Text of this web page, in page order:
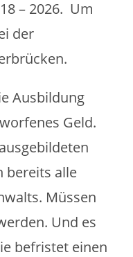
– 2026. Um
der
Ausbildung
Geld.
bereits alle
Müssen
Und es
befristet einen